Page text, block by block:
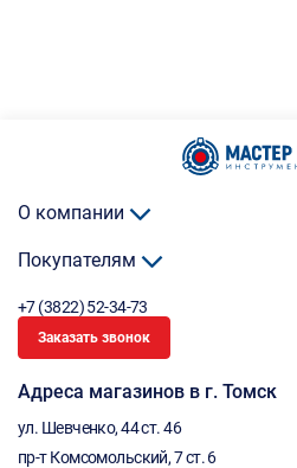
О компании
Покупателям
+7 (3822) 52-34-73
Заказать звонок
Адреса магазинов в г. Томск
ул. Шевченко, 44 ст. 46
пр-т Комсомольский, 7 ст. 6